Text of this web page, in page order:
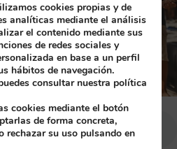
cookies propias y de
analíticas mediante el análisis
el contenido mediante sus
de redes sociales y
en base a un perfil
hábitos de navegación.
consultar nuestra política
cookies mediante el botón
de forma concreta,
rechazar su uso pulsando en